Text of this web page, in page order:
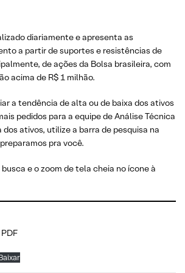
diariamente e apresenta as
a partir de suportes e resistências de
de ações da Bolsa brasileira, com
acima de R$ 1 milhão.
a tendência de alta ou de baixa dos ativos
pedidos para a equipe de Análise Técnica
dos ativos, utilize a barra de pesquisa na
pra você.
e o zoom de tela cheia no ícone à